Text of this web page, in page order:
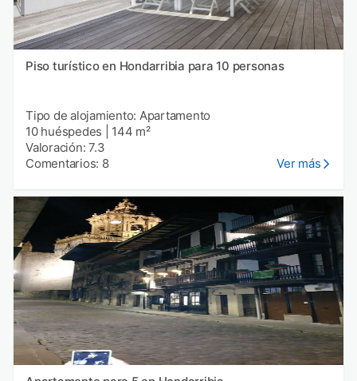
Piso turístico en Hondarribia para 10 personas
Tipo de alojamiento: Apartamento
10 huéspedes
144 m²
Valoración: 7.3
Comentarios: 8
Ver más